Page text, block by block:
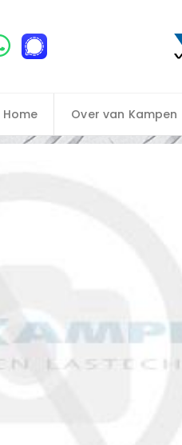
Home Over van Kampen